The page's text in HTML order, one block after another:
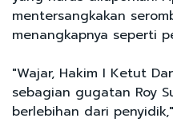
mentersangkakan
menangkapnya seperti
"Wajar, Hakim I Ketut
sebagian gugatan Roy
berlebihan dari